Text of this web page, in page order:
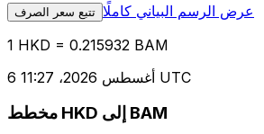
تتبع سعر الصرف عرض الرسم البياني كاملًا
1 HKD = 0.215932 BAM
6 أغسطس 2026، 11:27 UTC
مخطط HKD إلى BAM